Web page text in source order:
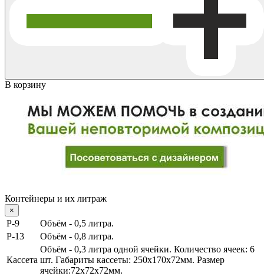
В корзину
Контейнеры и их литраж
×
Р-9
Объём - 0,5 литра.
P-13
Объём - 0,8 литра.
Кассета
Объём - 0,3 литра одной ячейки. Количество ячеек: 6
шт. Габариты кассеты: 250х170х72мм. Размер
ячейки:72х72х72мм.